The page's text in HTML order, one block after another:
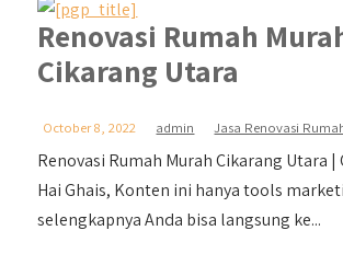
Renovasi Rumah
Cikarang Utara
October 8, 2022 admin Jasa Renovasi
Renovasi Rumah Murah Cikarang Utara |
Hai Ghais, Konten ini hanya tools
selengkapnya Anda bisa langsung ke...